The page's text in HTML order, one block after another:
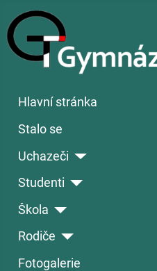
Hlavní stránka
Stalo se
Uchazeči
Studenti
Škola
Rodiče
Fotogalerie